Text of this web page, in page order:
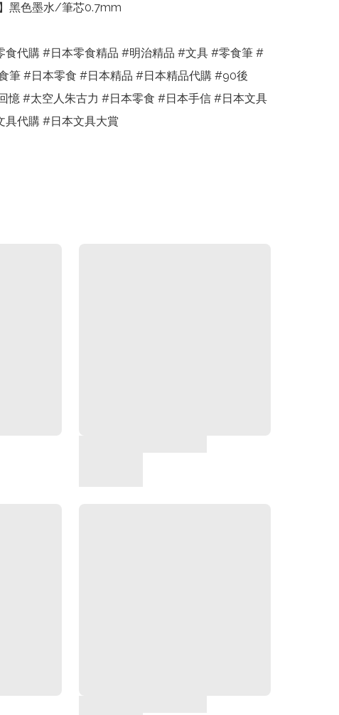
】黑色墨水/筆芯0.7mm
食代購 #日本零食精品 #明治精品 #文具 #零食筆 #
筆 #日本零食 #日本精品 #日本精品代購 #90後
憶 #太空人朱古力 #日本零食 #日本手信 #日本文具
具代購 #日本文具大賞